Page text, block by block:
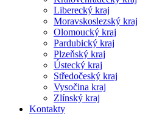
Liberecký kraj
Moravskoslezský kraj
Olomoucký kraj
Pardubický kraj
Plzeňský kraj
Ústecký kraj
Středočeský kraj
Vysočina kraj
Zlínský kraj
Kontakty